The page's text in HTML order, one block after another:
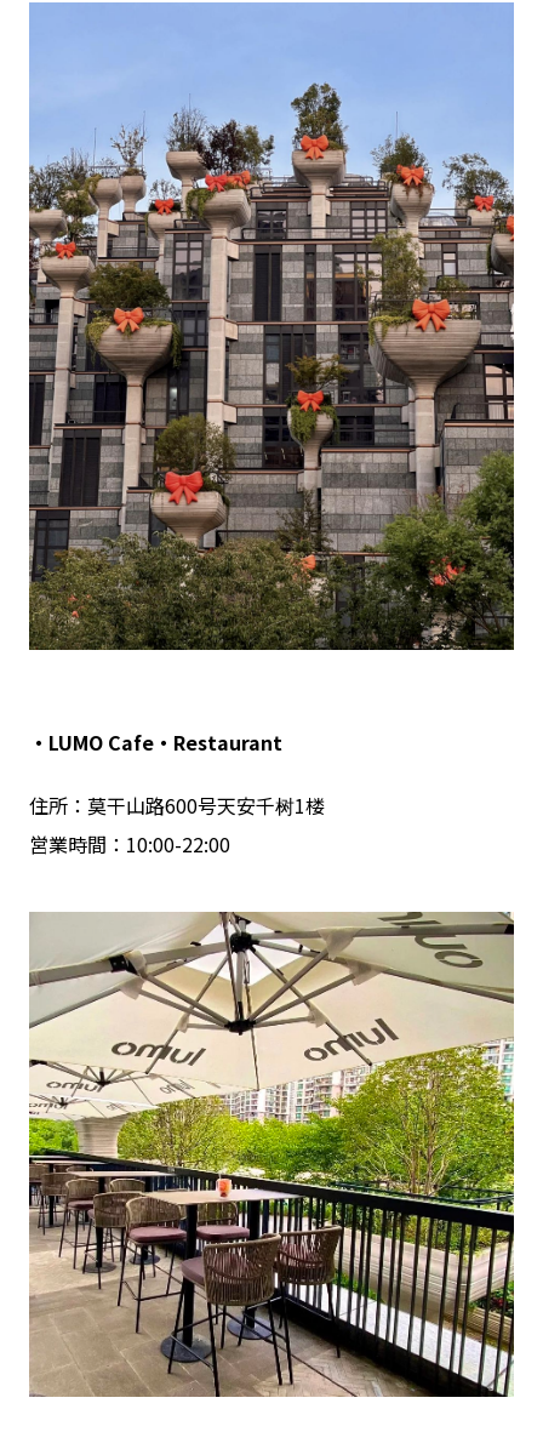
・LUMO Cafe・Restaurant
住所：莫干山路600号天安千树1楼
営業時間：10:00-22:00